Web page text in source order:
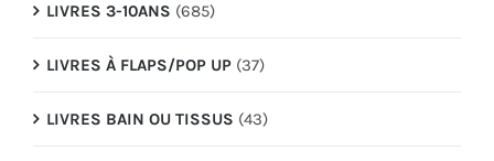
LIVRES 3-10ANS (685)
LIVRES À FLAPS/POP UP (37)
LIVRES BAIN OU TISSUS (43)